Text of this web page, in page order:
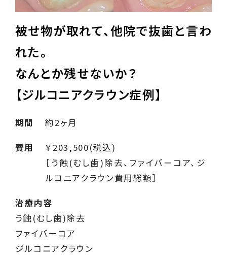
被せ物が取れて、他院で抜歯と言わ
れた。
なんとか残せないか？
【ジルコニアクラウン症例】
期間 約2ヶ月
費用
￥203,500(税込)
［う蝕(むし歯)除去、ファイバーコア、ジ
ルコニアクラウン費用総額］
治療内容
う蝕(むし歯)除去
ファイバーコア
ジルコニアクラウン